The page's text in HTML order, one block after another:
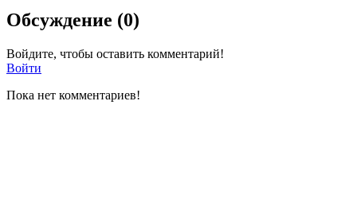
Обсуждение (0)
Войдите, чтобы оставить комментарий!
Войти
Пока нет комментариев!